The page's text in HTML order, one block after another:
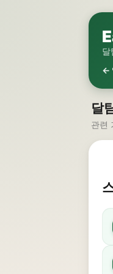
달
←
달
관련